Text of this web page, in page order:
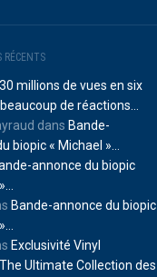
RÉCENTS
30 millions de vues en six
de réactions…
dans Bande-
biopic « Michael »…
annonce du biopic
Bande-annonce du biopic
Exclusivité Vinyl
Ultimate Collection des